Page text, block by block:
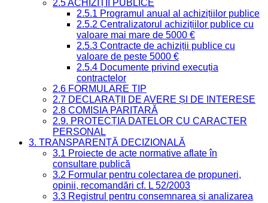
2.5 ACHIZIȚII PUBLICE
2.5.1 Programul anual al achizițiilor publice
2.5.2 Centralizatorul achizițiilor publice cu
valoare mai mare de 5000 €
2.5.3 Contracte de achiziții publice cu
valoare de peste 5000 €
2.5.4 Documente privind execuția
contractelor
2.6 FORMULARE TIP
2.7 DECLARAȚII DE AVERE ȘI DE INTERESE
2.8 COMISIA PARITARĂ
2.9. PROTECȚIA DATELOR CU CARACTER
PERSONAL
3. TRANSPARENȚĂ DECIZIONALĂ
3.1 Proiecte de acte normative aflate în
consultare publică
3.2 Formular pentru colectarea de propuneri,
opinii, recomandări cf. L 52/2003
3.3 Registrul pentru consemnarea și analizarea